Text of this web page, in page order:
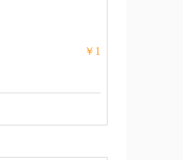
￥1